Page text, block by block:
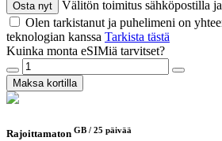
Osta nyt
Välitön toimitus sähköpostilla
Olen tarkistanut ja puhelimeni on
teknologian kanssa Tarkista tästä
Kuinka monta eSIMiä tarvitset?
Maksa kortilla
Rajoittamaton GB / 25 päivää